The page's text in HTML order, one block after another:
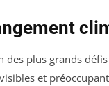
des plus grands
et